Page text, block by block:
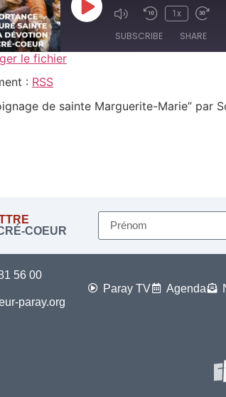
1x
SUBSCRIBE SHARE
le fichier
: RSS
de sainte Marguerite-Marie” par
COEUR
56 00
paray.org
Paray TV Agenda